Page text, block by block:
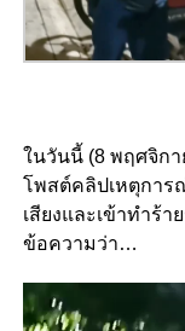
ในวันนี้ (8 พฤศจิกา
โพสต์คลิปเหตุการ
เสียงและเข้าทำร้า
ข้อความว่า…
Video
Player